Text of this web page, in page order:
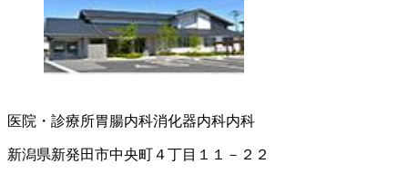
医院・診療所胃腸内科消化器内科内科
新潟県新発田市中央町４丁目１１－２２